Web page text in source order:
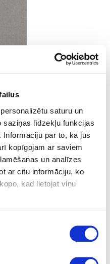
saturu un
saziņas līdzekļu funkcijas
Informāciju par to, kā jūs
kopīgojam ar saviem
un analīzes
ar citu informāciju, ko
kad lietojat viņu